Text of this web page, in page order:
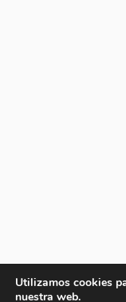
Utilizamos cookies
nuestra web.